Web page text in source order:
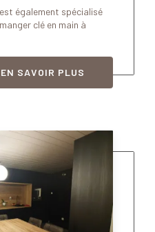
également spécialisé
clé en main à
EN SAVOIR PLUS